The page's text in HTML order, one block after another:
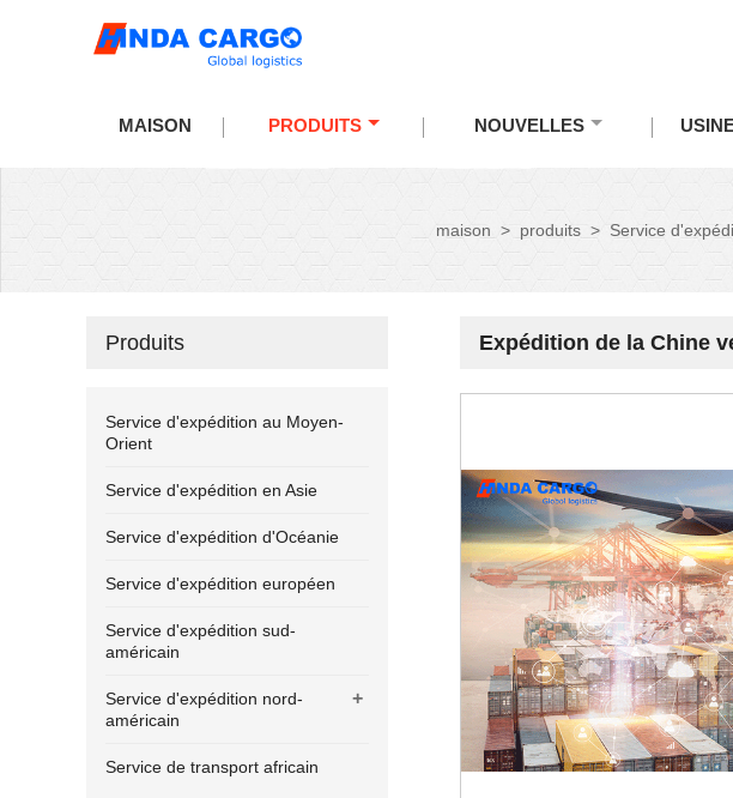
MAISON PRODUITS NOUVELLES
maison > produits > Service
Expédition de la Chine
Produits
Service d'expédition au Moyen-
Orient
Service d'expédition en Asie
Service d'expédition d'Océanie
Service d'expédition européen
Service d'expédition sud-
américain
+
Service d'expédition nord-
américain
Service de transport africain